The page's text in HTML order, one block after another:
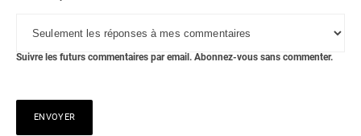
Suivre les futurs commentaires par email. Abonnez-vous sans commenter.